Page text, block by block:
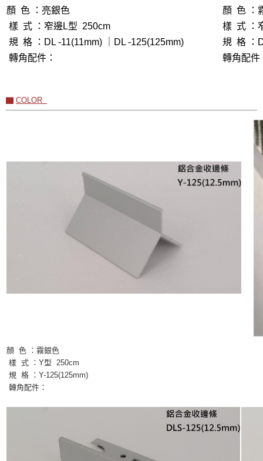
顏 色 ： 亮銀色
樣 式 ： 窄邊L型 250cm
規 格 ：DL -11(11mm) ｜DL -125(125mm)
轉角配件：
顏 色 ：
樣 式 ：
規 格 ：
轉角配件
▇ COLOR
顏 色 ：霧銀色
樣 式 ：Y型 250cm
規 格 ：Y-125(125mm)
轉角配件：